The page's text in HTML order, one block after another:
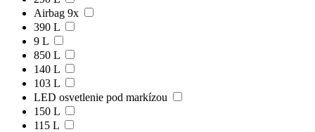
Airbag 9x
390 L
9 L
850 L
140 L
103 L
LED osvetlenie pod markízou
150 L
115 L